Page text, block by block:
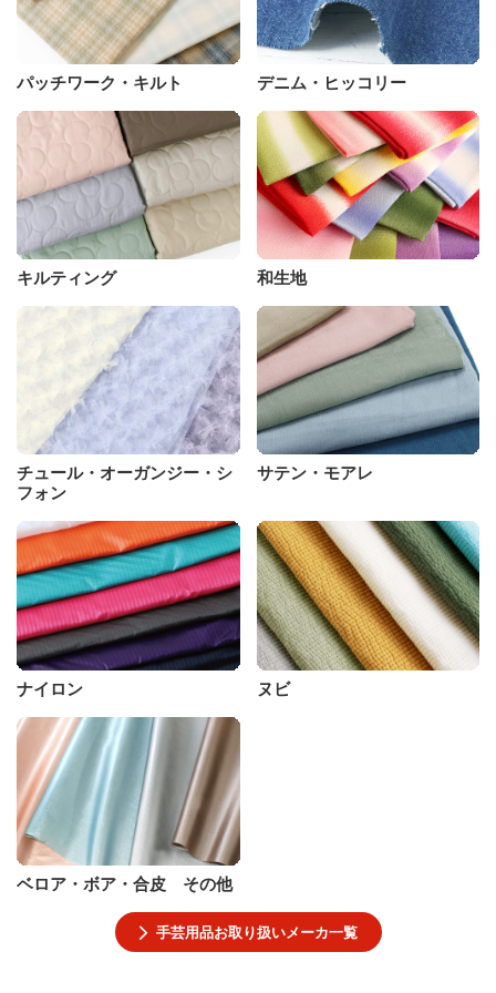
パッチワーク・キルト デニム・ヒッコリー
キルティング 和生地
チュール・オーガンジー・シ
フォン
サテン・モアレ
ナイロン ヌビ
ベロア・ボア・合皮 その他
手芸用品お取り扱いメーカ一覧